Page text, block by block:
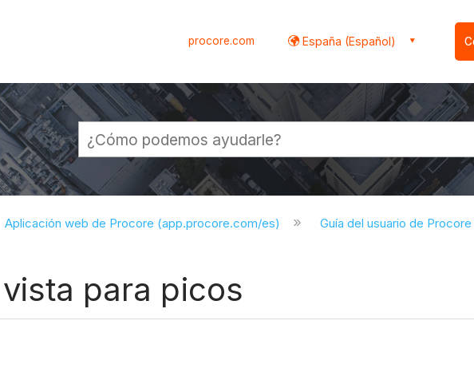
procore.com España (Español)
global
Aplicación web de Procore (app.procore.com/es) Guía del usuario de Procore
para picos